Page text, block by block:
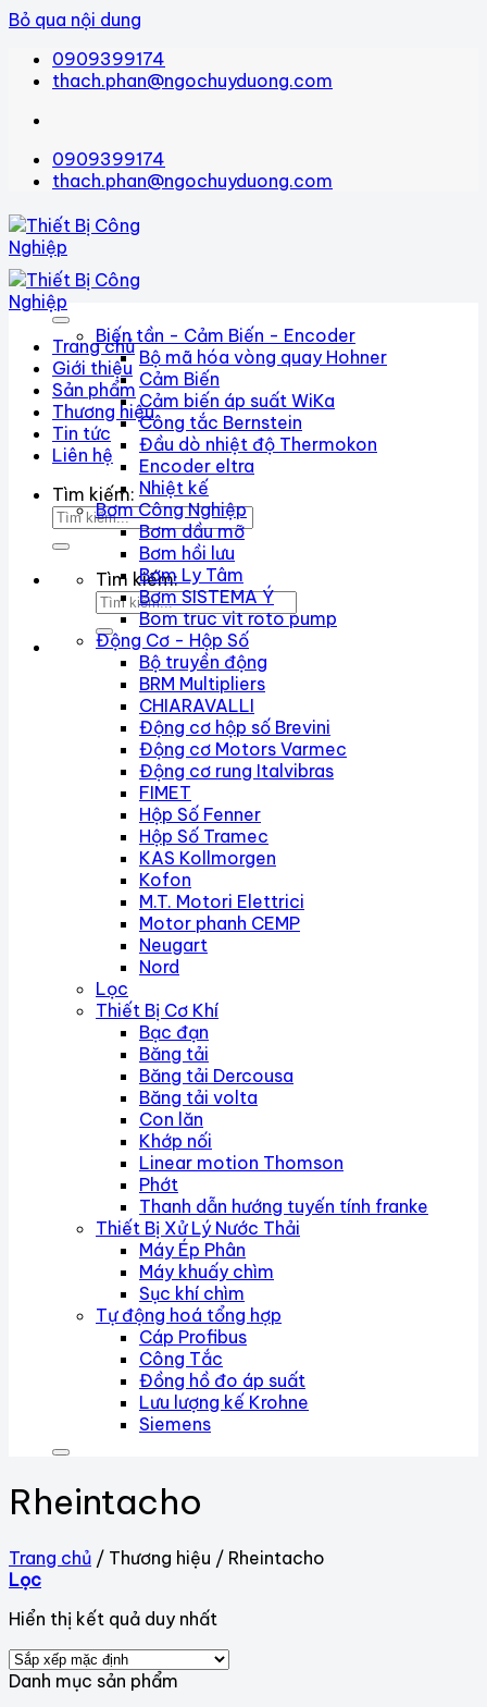
Bỏ qua nội dung
0909399174
thach.phan@ngochuyduong.com
0909399174
thach.phan@ngochuyduong.com
Trang chủ
Giới thiệu
Sản phẩm
Thương hiệu
Tin tức
Liên hệ
Tìm kiếm:
Tìm kiếm:
Biến tần - Cảm Biến - Encoder
Bộ mã hóa vòng quay Hohner
Cảm Biến
Cảm biến áp suất WiKa
Công tắc Bernstein
Đầu dò nhiệt độ Thermokon
Encoder eltra
Nhiệt kế
Bơm Công Nghiệp
Bơm dầu mỡ
Bơm hồi lưu
Bơm Ly Tâm
Bơm SISTEMA Ý
Bom truc vit roto pump
Động Cơ - Hộp Số
Bộ truyền động
BRM Multipliers
CHIARAVALLI
Động cơ hộp số Brevini
Động cơ Motors Varmec
Động cơ rung Italvibras
FIMET
Hộp Số Fenner
Hộp Số Tramec
KAS Kollmorgen
Kofon
M.T. Motori Elettrici
Motor phanh CEMP
Neugart
Nord
Lọc
Thiết Bị Cơ Khí
Bạc đạn
Băng tải
Băng tải Dercousa
Băng tải volta
Con lăn
Khớp nối
Linear motion Thomson
Phớt
Thanh dẫn hướng tuyến tính franke
Thiết Bị Xử Lý Nước Thải
Máy Ép Phân
Máy khuấy chìm
Sục khí chìm
Tự động hoá tổng hợp
Cáp Profibus
Công Tắc
Đồng hồ đo áp suất
Lưu lượng kế Krohne
Siemens
Rheintacho
Trang chủ / Thương hiệu / Rheintacho
Lọc
Hiển thị kết quả duy nhất
Danh mục sản phẩm